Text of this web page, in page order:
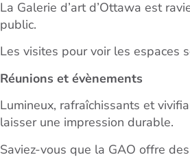
La Galerie d’art d’Ottawa est
public.
Les visites pour voir les espaces
Réunions et évènements
Lumineux, rafraîchissants et
laisser une impression durable.
Saviez-vous que la GAO offre